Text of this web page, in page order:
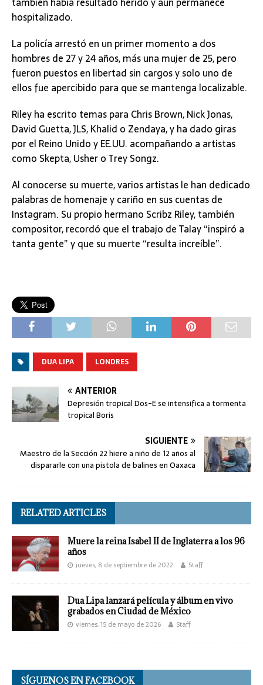
hospitalizado.
La policía arrestó en un primer momento a dos
hombres de 27 y 24 años, más una mujer de 25, pero
fueron puestos en libertad sin cargos y solo uno de
ellos fue apercibido para que se mantenga localizable.
Riley ha escrito temas para Chris Brown, Nick Jonas,
David Guetta, JLS, Khalid o Zendaya, y ha dado giras
por el Reino Unido y EE.UU. acompañando a artistas
como Skepta, Usher o Trey Songz.
Al conocerse su muerte, varios artistas le han dedicado
palabras de homenaje y cariño en sus cuentas de
Instagram. Su propio hermano Scribz Riley, también
compositor, recordó que el trabajo de Talay “inspiró a
tanta gente” y que su muerte “resulta increíble”.
DUA LIPA LONDRES
ANTERIOR
Depresión tropical Dos-E se intensifica a tormenta
tropical Boris
SIGUIENTE
Maestro de la Sección 22 hiere a niño de 12 años al
dispararle con una pistola de balines en Oaxaca
RELATED ARTICLES
Muere la reina Isabel II de Inglaterra a los 96
años
jueves, 8 de septiembre de 2022 Staff
Dua Lipa lanzará película y álbum en vivo
grabados en Ciudad de México
viernes, 15 de mayo de 2026 Staff
SÍGUENOS EN FACEBOOK